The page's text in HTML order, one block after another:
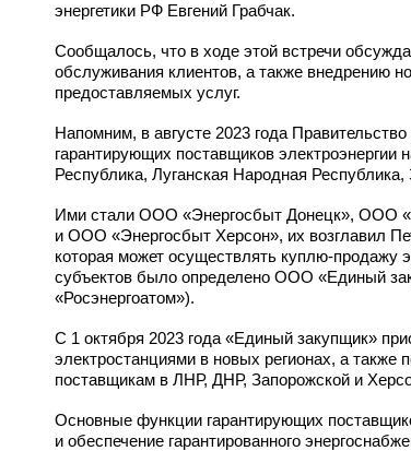
энергетики РФ Евгений Грабчак.
Сообщалось, что в ходе этой встречи
обслуживания клиентов, а также внедрению
предоставляемых услуг.
Напомним, в августе 2023 года
гарантирующих поставщиков
Республика, Луганская Народная
Ими стали ООО «Энергосбыт Донецк», ООО
и ООО «Энергосбыт Херсон», их возглавил
которая может осуществлять куплю-продажу
субъектов было определено ООО «Единый
«Росэнергоатом»).
С 1 октября 2023 года «Единый закупщик»
электростанциями в новых регионах, а
поставщикам в ЛНР, ДНР, Запорожской и
Основные функции гарантирующих
и обеспечение гарантированного